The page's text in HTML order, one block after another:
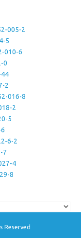
005-2
5
010-6
0
44
2
016-8
2
5
6-2
7
4
8
Reserved